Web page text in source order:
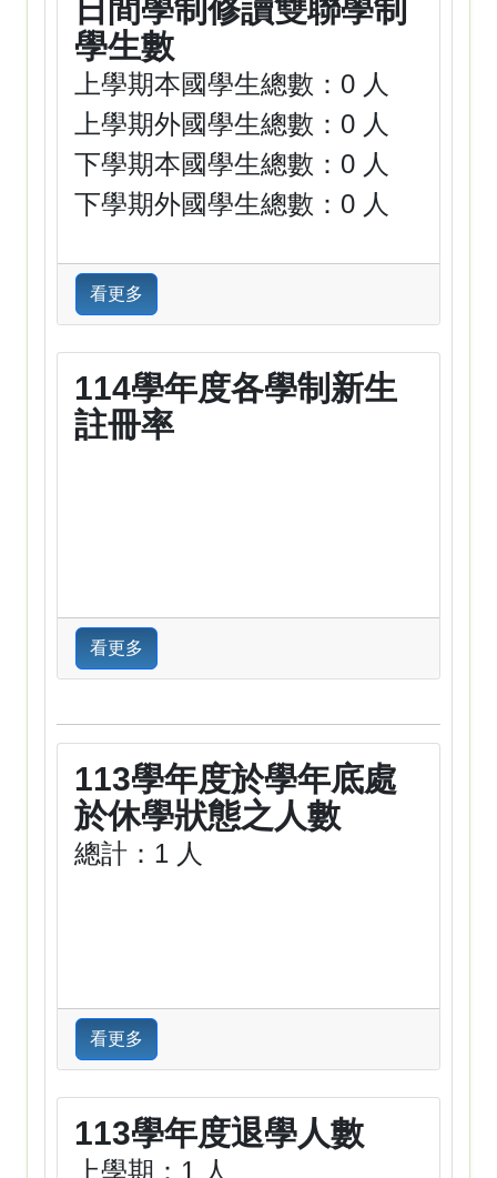
日間學制修讀雙聯學制
學生數
上學期本國學生總數：0 人
上學期外國學生總數：0 人
下學期本國學生總數：0 人
下學期外國學生總數：0 人
看更多
114學年度各學制新生
註冊率
看更多
113學年度於學年底處
於休學狀態之人數
總計：1 人
看更多
113學年度退學人數
上學期：1 人